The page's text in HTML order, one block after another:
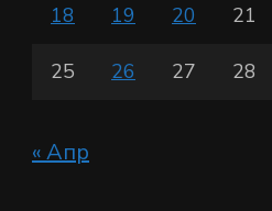
18 19 20 21
25 26 27 28
« Апр